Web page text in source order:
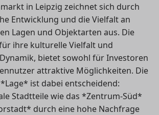
in Leipzig zeichnet sich durch
Entwicklung und die Vielfalt an
Lagen und Objektarten aus. Die
ihre kulturelle Vielfalt und
bietet sowohl für Investoren
attraktive Möglichkeiten. Die
ist dabei entscheidend:
Stadtteile wie das *Zentrum-Süd*
durch eine hohe Nachfrage